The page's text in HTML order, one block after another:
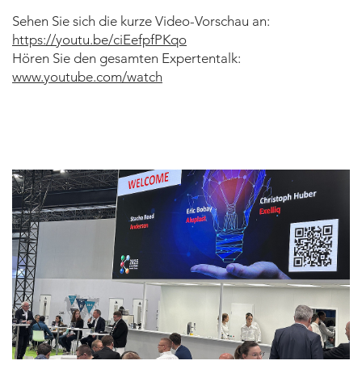
Sehen Sie sich die kurze Video-Vorschau an:
https://youtu.be/ciEefpfPKqo
Hören Sie den gesamten Expertentalk:
www.youtube.com/watch